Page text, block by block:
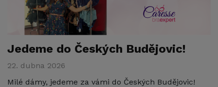
Jedeme do Českých Budějovic!
22. dubna 2026
Milé dámy, jedeme za vámi do Českých Budějovic!